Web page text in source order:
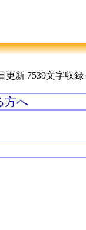
更新 7539文字収録
方へ